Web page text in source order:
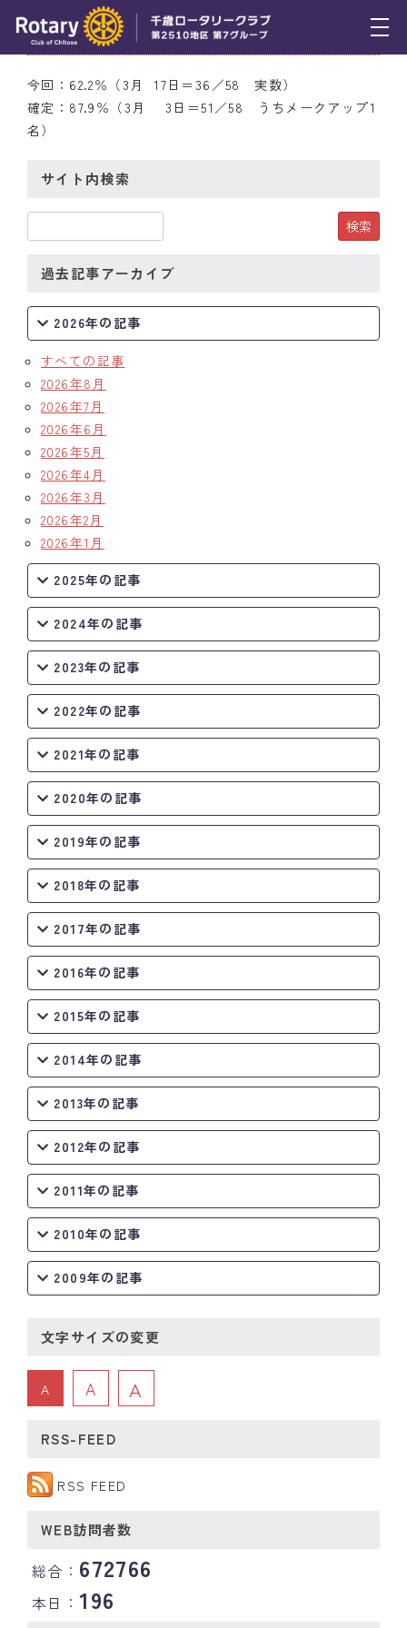
トピックス
例会報告
スケジュール
年間プログラム
木曜会
組織図
クラブのあゆみ
クラブの歴史
歴代会長・幹事
記念誌
案内
例会場・事務局の案内
リンク集
情報公開
入会のご案内
3月17日（木） 出席率
今回：62.2％（3月 17日＝36／58 実数）
確定：87.9％（3月 3日＝51／58 うちメークアップ1
名）
サイト内検索
過去記事アーカイブ
2026年の記事
すべての記事
2026年8月
2026年7月
2026年6月
2026年5月
2026年4月
2026年3月
2026年2月
2026年1月
2025年の記事
2024年の記事
2023年の記事
2022年の記事
2021年の記事
2020年の記事
2019年の記事
2018年の記事
2017年の記事
2016年の記事
2015年の記事
2014年の記事
2013年の記事
2012年の記事
2011年の記事
2010年の記事
2009年の記事
文字サイズの変更
A A A
RSS-FEED
RSS FEED
WEB訪問者数
総合： 672766
本日：196